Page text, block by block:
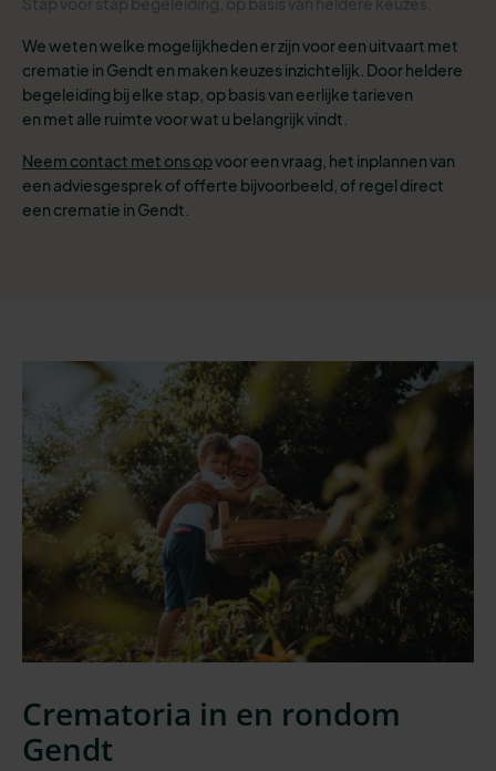
We weten welke mogelijkheden er zijn voor een uitvaart met
crematie in Gendt en maken keuzes inzichtelijk. Door heldere
begeleiding bij elke stap, op basis van eerlijke tarieven
en met alle ruimte voor wat u belangrijk vindt.
Neem contact met ons opvoor een vraag, het inplannen van
een adviesgesprek of offerte bijvoorbeeld, of regel direct
een crematie in Gendt.
Crematoria in en rondom
Gendt